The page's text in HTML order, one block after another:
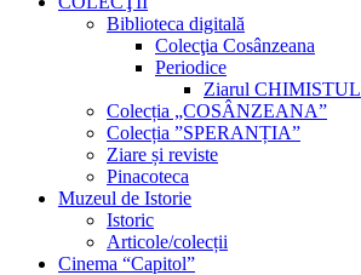
Biblioteca digitală
Colecţia Cosânzeana
Periodice
Ziarul CHIMISTUL
Colecția „COSÂNZEANA”
Colecția ”SPERANȚIA”
Ziare și reviste
Pinacoteca
Muzeul de Istorie
Istoric
Articole/colecții
Cinema “Capitol”